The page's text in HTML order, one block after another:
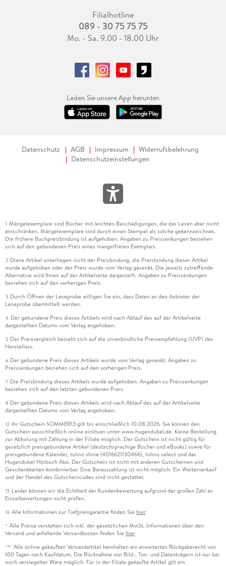
Filialhotline
089 - 30 75 75 75
Mo. - Sa. 9.00 - 18.00 Uhr
Laden Sie unsere App herunter.
Datenschutz AGB Impressum
Widerrufsbelehrung
Datenschutzeinstellungen
1 Mängelexemplare sind Bücher mit leichten Beschädigungen, die das Lesen aber nicht
einschränken. Mängelexemplare sind durch einen Stempel als solche gekennzeichnet.
Die frühere Buchpreisbindung ist aufgehoben. Angaben zu Preissenkungen beziehen
sich auf den gebundenen Preis eines mangelfreien Exemplars.
2 Diese Artikel unterliegen nicht der Preisbindung, die Preisbindung dieser Artikel
wurde aufgehoben oder der Preis wurde vom Verlag gesenkt. Die jeweils zutreffende
Alternative wird Ihnen auf der Artikelseite dargestellt. Angaben zu Preissenkungen
beziehen sich auf den vorherigen Preis.
3 Durch Öffnen der Leseprobe willigen Sie ein, dass Daten an den Anbieter der
Leseprobe übermittelt werden.
4 Der gebundene Preis dieses Artikels wird nach Ablauf des auf der Artikelseite
dargestellten Datums vom Verlag angehoben.
5 Der Preisvergleich bezieht sich auf die unverbindliche Preisempfehlung (UVP) des
Herstellers.
6 Der gebundene Preis dieses Artikels wurde vom Verlag gesenkt. Angaben zu
Preissenkungen beziehen sich auf den vorherigen Preis.
7 Die Preisbindung dieses Artikels wurde aufgehoben. Angaben zu Preissenkungen
beziehen sich auf den letzten gebundenen Preis.
8 Der gebundene Preis dieses Artikels wird nach Ablauf des auf der Artikelseite
dargestellten Datums vom Verlag angehoben.
12 Ihr Gutschein SOMMER13 gilt bis einschließlich 10.08.2026. Sie können den
Gutschein ausschließlich online einlösen unter www.hugendubel.de. Keine Bestellung
zur Abholung mit Zahlung in der Filiale möglich. Der Gutschein ist nicht gültig für
gesetzlich preisgebundene Artikel (deutschsprachige Bücher und eBooks) sowie für
preisgebundene Kalender, tolino shine (4016621130466), tolino select und das
Hugendubel Hörbuch Abo. Der Gutschein ist nicht mit anderen Gutscheinen und
Geschenkkarten kombinierbar. Eine Barauszahlung ist nicht möglich. Ein Weiterverkauf
und der Handel des Gutscheincodes sind nicht gestattet.
15 Leider können wir die Echtheit der Kundenbewertung aufgrund der großen Zahl an
Einzelbewertungen nicht prüfen.
16 Alle Informationen zur Tiefpreisgarantie finden Sie hier
* Alle Preise verstehen sich inkl. der gesetzlichen MwSt. Informationen über den
Versand und anfallende Versandkosten finden Sie hier
*** Alle online gekauften Versandartikel beinhalten ein erweitertes Rückgaberecht von
100 Tagen nach Kaufdatum. Die Rücknahme von Bild-, Ton- und Datenträgern ist nur bei
noch versiegelter Ware möglich. Für in der Filiale gekaufte Artikel gilt ein